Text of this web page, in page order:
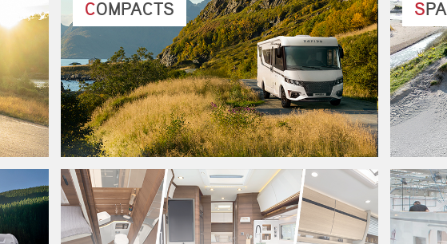
COMPACTS
C03 C50 C55 C86
C66 C55i C86i